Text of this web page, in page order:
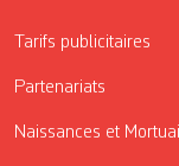
Tarifs publicitaires
Partenariats
Naissances et